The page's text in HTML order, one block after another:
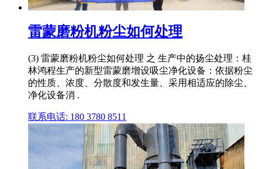
雷蒙磨粉机粉尘如何处理
(3) 雷蒙磨粉机粉尘如何处理 之 生产中的扬尘处理：桂
林鸿程生产的新型雷蒙磨增设吸尘净化设备：依据粉尘
的性质、浓度、分散度和发生量、采用相适应的除尘、
净化设备消 .
联系电话: 180 3780 8511